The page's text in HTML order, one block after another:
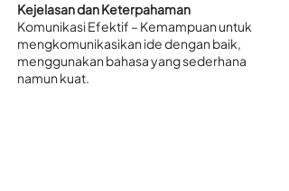
Kejelasan dan Keterpahaman
Komunikasi Efektif – Kemampuan untuk
mengkomunikasikan ide dengan baik,
menggunakan bahasa yang sederhana
namun kuat.